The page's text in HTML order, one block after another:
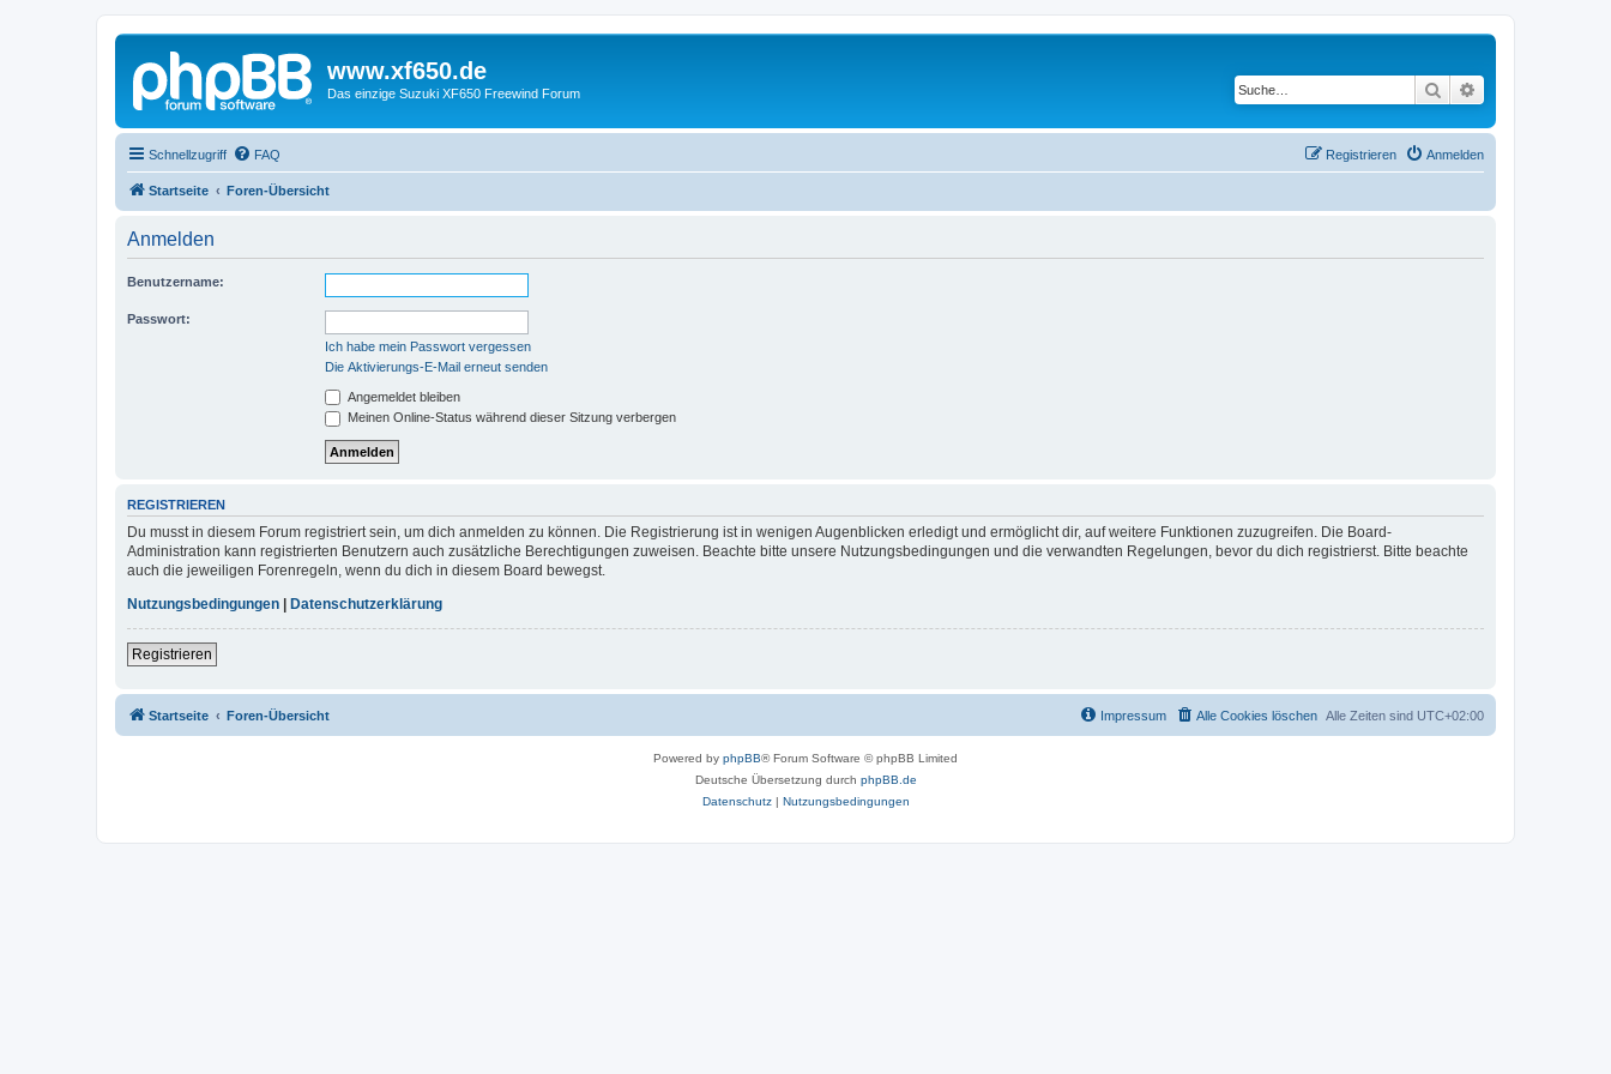
www.xf650.de
Das einzige Suzuki XF650 Freewind Forum Suche
Schnellzugriff FAQ Anmelden
Registrieren
Startseite Foren-Übersicht
Anmelden
Benutzername:
Passwort:
Ich habe mein Passwort vergessen
Die Aktivierungs-E-Mail erneut senden
Angemeldet bleiben
Meinen Online-Status während dieser Sitzung verbergen
REGISTRIEREN
Du musst in diesem Forum registriert sein, um dich anmelden zu können. Die Registrierung ist in wenigen Augenblicken erledigt und ermöglicht dir, auf weitere Funktionen zuzugreifen. Die Board-
Administration kann registrierten Benutzern auch zusätzliche Berechtigungen zuweisen. Beachte bitte unsere Nutzungsbedingungen und die verwandten Regelungen, bevor du dich registrierst. Bitte beachte
auch die jeweiligen Forenregeln, wenn du dich in diesem Board bewegst.
Nutzungsbedingungen
Datenschutzerklärung
Registrieren
Startseite Foren-Übersicht Alle Zeiten sind UTC+02:00
Alle Cookies löschen
Impressum
Powered by phpBB® Forum Software © phpBB Limited
Deutsche Übersetzung durch phpBB.de
Datenschutz| Nutzungsbedingungen